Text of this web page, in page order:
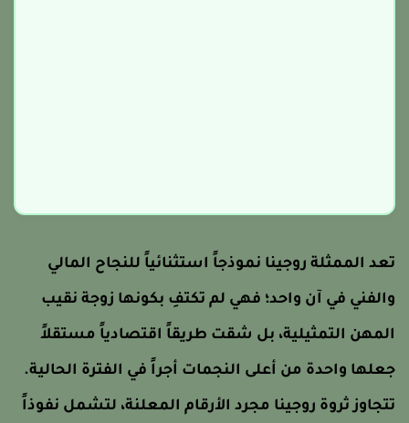
الممثلة روجينا نموذجاً استثنائياً للنجاح المالي
في آن واحد؛ فهي لم تكتفِ بكونها زوجة نقيب
التمثيلية، بل شقت طريقاً اقتصادياً مستقلاً
واحدة من أعلى النجمات أجراً في الفترة الحالية.
ثروة روجينا مجرد الأرقام المعلنة، لتشمل نفوذاً